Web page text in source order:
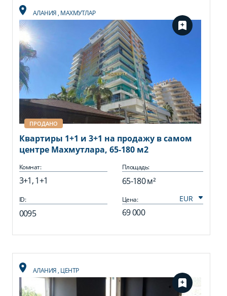
АЛАНИЯ, МАХМУТЛАР
ПРОДАНО
Квартиры 1+1 и 3+1 на продажу в самом
центре Махмутлара, 65-180 м2
Комнат:
3+1, 1+1
Площадь:
65-180 м²
ID:
0095
Цена:
69 000
АЛАНИЯ, ЦЕНТР